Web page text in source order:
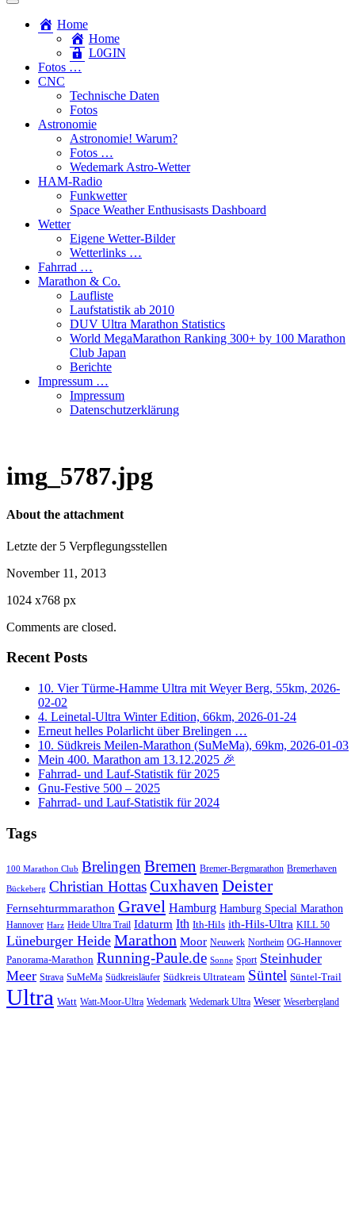
Toggle
search
field
Home
Home
L​0​​GIN
Fotos …
CNC
Technische Daten
Fotos
Astronomie
Astronomie! Warum?
Fotos …
Wedemark Astro-Wetter
HAM-Radio
Funkwetter
Space Weather Enthusisasts Dashboard
Wetter
Eigene Wetter-Bilder
Wetterlinks …
Fahrrad …
Marathon & Co.
Laufliste
Laufstatistik ab 2010
DUV Ultra Marathon Statistics
World MegaMarathon Ranking 300+ by 100 Marathon
Club Japan
Berichte
Impressum …
Impressum
Datenschutzerklärung
img_5787.jpg
About the attachment
Letzte der 5 Verpflegungsstellen
November 11, 2013
1024 x768 px
Comments are closed.
Recent Posts
10. Vier Türme-Hamme Ultra mit Weyer Berg, 55km, 2026-
02-02
4. Leinetal-Ultra Winter Edition, 66km, 2026-01-24
Erneut helles Polarlicht über Brelingen …
10. Südkreis Meilen-Marathon (SuMeMa), 69km, 2026-01-03
Mein 400. Marathon am 13.12.2025 🎉
Fahrrad- und Lauf-Statistik für 2025
Gnu-Festive 500 – 2025
Fahrrad- und Lauf-Statistik für 2024
Tags
100 Marathon Club BrelingenBremen Bremer-Bergmarathon Bremerhaven
Bückeberg Christian HottasCuxhaven Deister
Fernsehturmmarathon Gravel Hamburg Hamburg Special Marathon
Hannover Harz Heide Ultra Trail Idaturm Ith Ith-Hils ith-Hils-Ultra KILL 50
Lüneburger Heide Marathon Moor Neuwerk Northeim OG-Hannover
Panorama-Marathon Running-Paule.de Sonne Sport Steinhuder
Meer Strava SuMeMa Südkreisläufer Südkreis Ultrateam Süntel Süntel-Trail
Ultra Watt Watt-Moor-Ultra Wedemark Wedemark Ultra Weser Weserbergland